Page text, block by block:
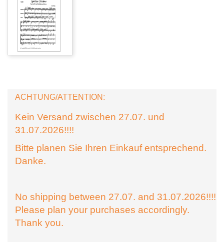
ACHTUNG/ATTENTION:
Kein Versand zwischen 27.07. und
31.07.2026!!!!
Bitte planen Sie Ihren Einkauf entsprechend.
Danke.
No shipping between 27.07. and 31.07.2026!!!!
Please plan your purchases accordingly.
Thank you.